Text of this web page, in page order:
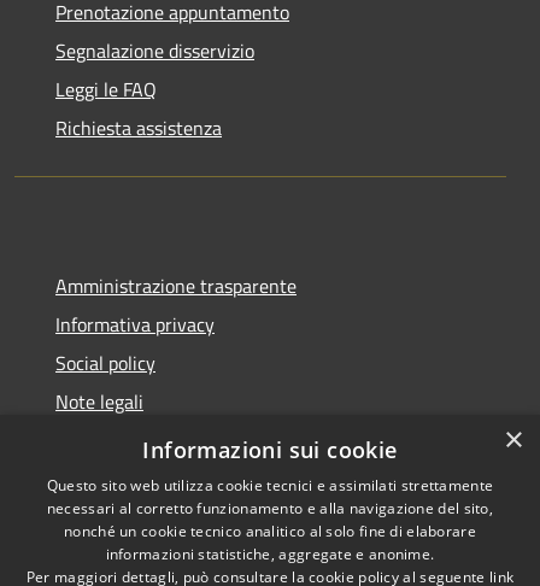
Prenotazione appuntamento
Segnalazione disservizio
Leggi le FAQ
Richiesta assistenza
Amministrazione trasparente
Informativa privacy
Social policy
Note legali
Dichiarazione di accessibilità
Copyright © 2026 • Comune di
×
Informazioni sui cookie
Questo sito web utilizza cookie tecnici e assimilati strettamente
necessari al corretto funzionamento e alla navigazione del sito,
nonché un cookie tecnico analitico al solo fine di elaborare
informazioni statistiche, aggregate e anonime.
Per maggiori dettagli, può consultare la cookie policy al seguente link